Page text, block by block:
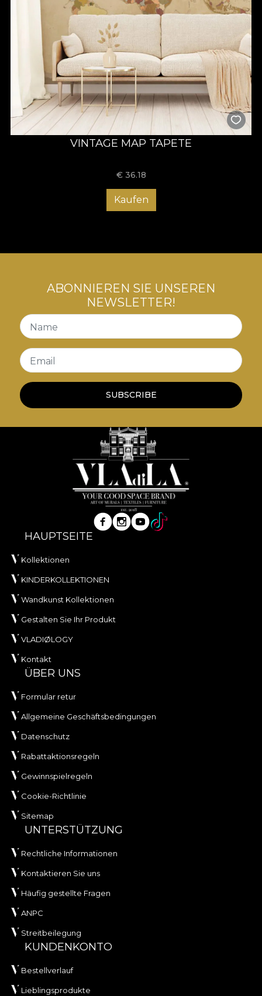
VINTAGE MAP TAPETE
€ 36.18
Kaufen
ABONNIEREN SIE UNSEREN
NEWSLETTER!
Name
Email
SUBSCRIBE
HAUPTSEITE
Kollektionen
KINDERKOLLEKTIONEN
Wandkunst Kollektionen
Gestalten Sie Ihr Produkt
VLADIØLOGY
Kontakt
ÜBER UNS
Formular retur
Allgemeine Geschäftsbedingungen
Datenschutz
Rabattaktionsregeln
Gewinnspielregeln
Cookie-Richtlinie
Sitemap
UNTERSTÜTZUNG
Rechtliche Informationen
Kontaktieren Sie uns
Häufig gestellte Fragen
ANPC
Streitbeilegung
KUNDENKONTO
Bestellverlauf
Lieblingsprodukte